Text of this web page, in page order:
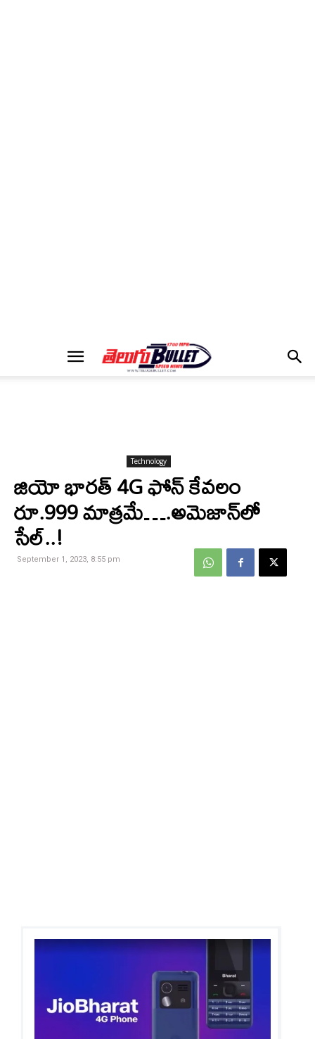
Technology
జియో భారత్‌ 4G ఫోన్‌ కేవలం
రూ.999 మాత్రమే….అమెజాన్‌లో
సేల్‌..!
September 1, 2023, 8:55 pm